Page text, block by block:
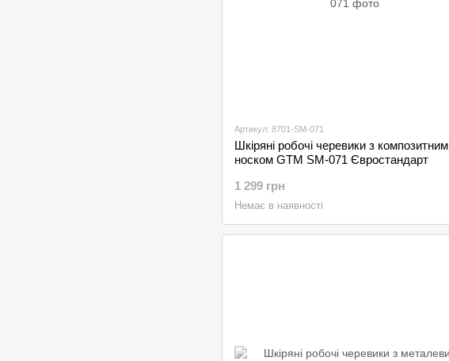
Артикул: 8701-SM-071
Шкіряні робочі черевики з композитним
носком GTM SM-071 Євростандарт
1 299 грн
Немає в наявності